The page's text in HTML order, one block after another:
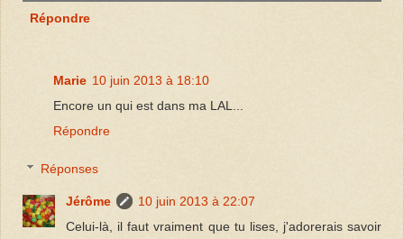
Répondre
Marie 10 juin 2013 à 18:10
Encore un qui est dans ma LAL...
Répondre
Réponses
Jérôme
10 juin 2013 à 22:07
Celui-là, il faut vraiment que tu lises, j'adorerais savoir